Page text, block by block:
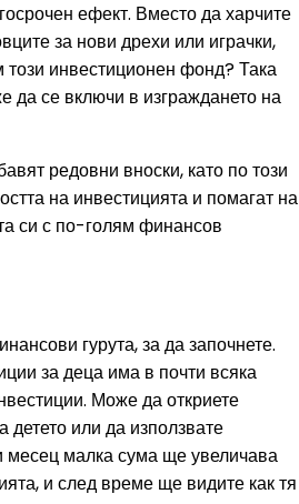
ефект. Вместо да харчите
за нови дрехи или играчки,
този инвестиционен фонд? Така
да се включи в изграждането на
редовни вноски, като по този
на инвестицията и помагат на
си с по-голям финансов
гурута, за да започнете.
за деца има в почти всяка
Може да откриете
детето или да използвате
месец малка сума ще увеличава
и след време ще видите как тя